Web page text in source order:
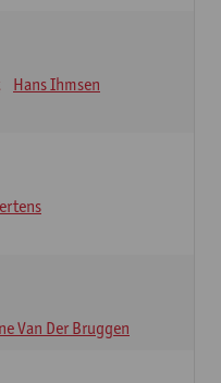
Hans Ihmsen
Van Der Bruggen